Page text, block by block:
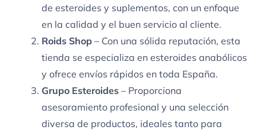
de esteroides y suplementos, con un enfoque
en la calidad y el buen servicio al cliente.
Roids Shop – Con una sólida reputación, esta
tienda se especializa en esteroides anabólicos
y ofrece envíos rápidos en toda España.
Grupo Esteroides – Proporciona
asesoramiento profesional y una selección
diversa de productos, ideales tanto para